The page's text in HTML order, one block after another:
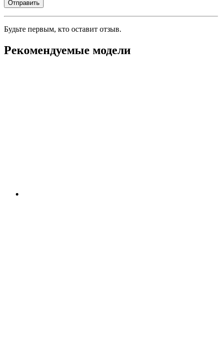
Будьте первым, кто оставит отзыв.
Рекомендуемые модели